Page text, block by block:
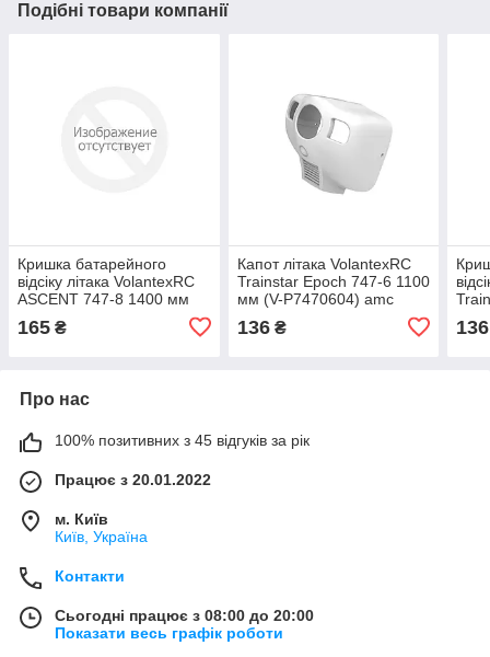
Подібні товари компанії
Кришка батарейного
відсіку літака VolantexRC
ASCENT 747-8 1400 мм
165 ₴
Капот літака VolantexRC
Trainstar Epoch 747-6 1100
мм (V-P7470604) amc
136₴ 136
Про нас
100% позитивних з 45 відгуків за рік
Працює з 20.01.2022
м. Київ
Київ, Україна
Контакти
Сьогодні працює з 08:00 до 20:00
Показати весь графік роботи